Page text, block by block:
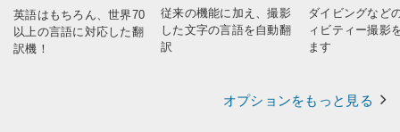
英語はもちろん、世界70
以上の言語に対応した翻
訳機！
従来の機能に加え、撮影
した文字の言語を自動翻
訳
ダイビングなど
ィビティー撮影
ます
オプションをもっと見る